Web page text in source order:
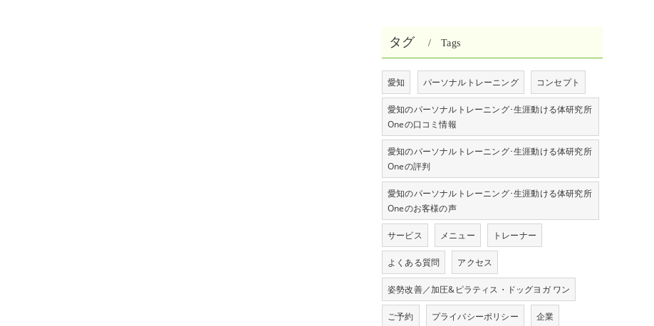
タグ Tags
愛知 パーソナルトレーニング コンセプト
愛知のパーソナルトレーニング･生涯動ける体研究所
Oneの口コミ情報
愛知のパーソナルトレーニング･生涯動ける体研究所
Oneの評判
愛知のパーソナルトレーニング･生涯動ける体研究所
Oneのお客様の声
サービス メニュー トレーナー
よくある質問 アクセス
姿勢改善／加圧&ピラティス・ドッグヨガ ワン
ご予約 プライバシーポリシー 企業